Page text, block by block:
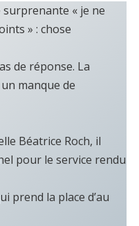
« je ne
» : chose
de réponse. La
manque de
Béatrice Roch, il
pour le service rendu
prend la place d’au